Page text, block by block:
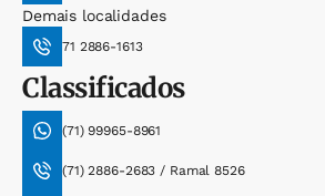
Demais localidades
71 2886-1613
Classificados
(71) 99965-8961
(71) 2886-2683 / Ramal 8526